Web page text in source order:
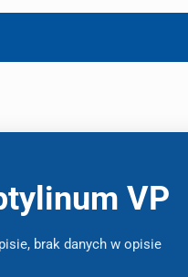
VP
brak danych w opisie